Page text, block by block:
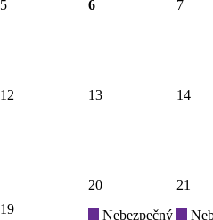
5 6
7
12 13 14
19
20
Nebezpečný
21